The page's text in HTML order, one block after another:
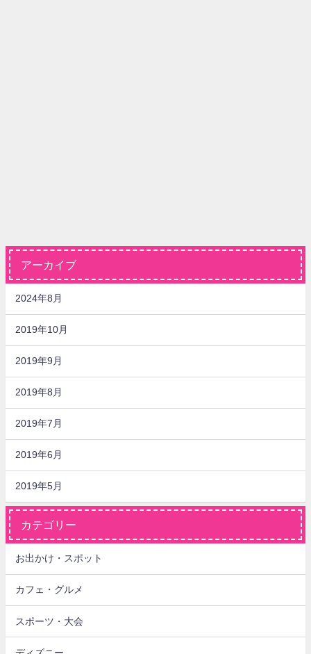
アーカイブ
2024年8月
2019年10月
2019年9月
2019年8月
2019年7月
2019年6月
2019年5月
カテゴリー
お出かけ・スポット
カフェ・グルメ
スポーツ・大会